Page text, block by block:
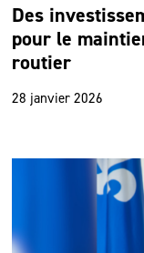
Des
pour le
routier
28 janvier 2026